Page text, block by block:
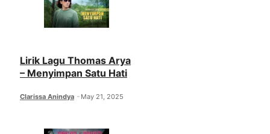
Lirik Lagu Thomas Arya
– Menyimpan Satu Hati
Clarissa Anindya May 21, 2025